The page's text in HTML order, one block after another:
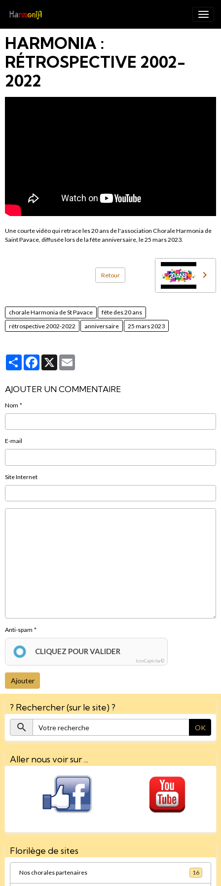
HARMONIA :
RÉTROSPECTIVE 2002-
2022
Une courte vidéo qui retrace les 20 ans de l'association Chorale Harmonia de
Saint Pavace, diffusée lors de la fête anniversaire, le 25 mars 2023.
Retour
chorale Harmonia de St Pavace
fête des 20 ans
rétrospective 2002-2022
anniversaire 25 mars 2023
PartagerFacebook
X
AJOUTER UN COMMENTAIRE
Nom
E-mail
Site Internet
Anti-spam
CLIQUEZ POUR VALIDER
IconCaptcha ©
Ajouter
? Rechercher (sur le site) ?
OK
Aller nous voir sur ...
Florilège de sites
Nos chorales partenaires 16